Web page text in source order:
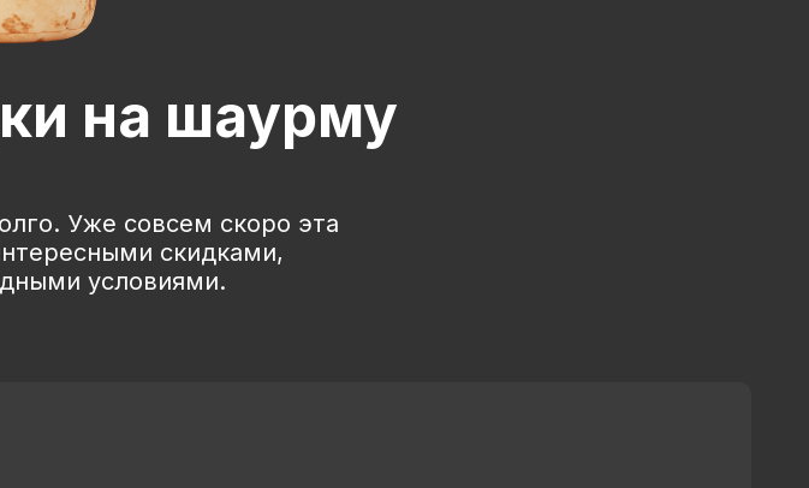
на шаурму
Уже совсем скоро эта
скидками,
условиями.